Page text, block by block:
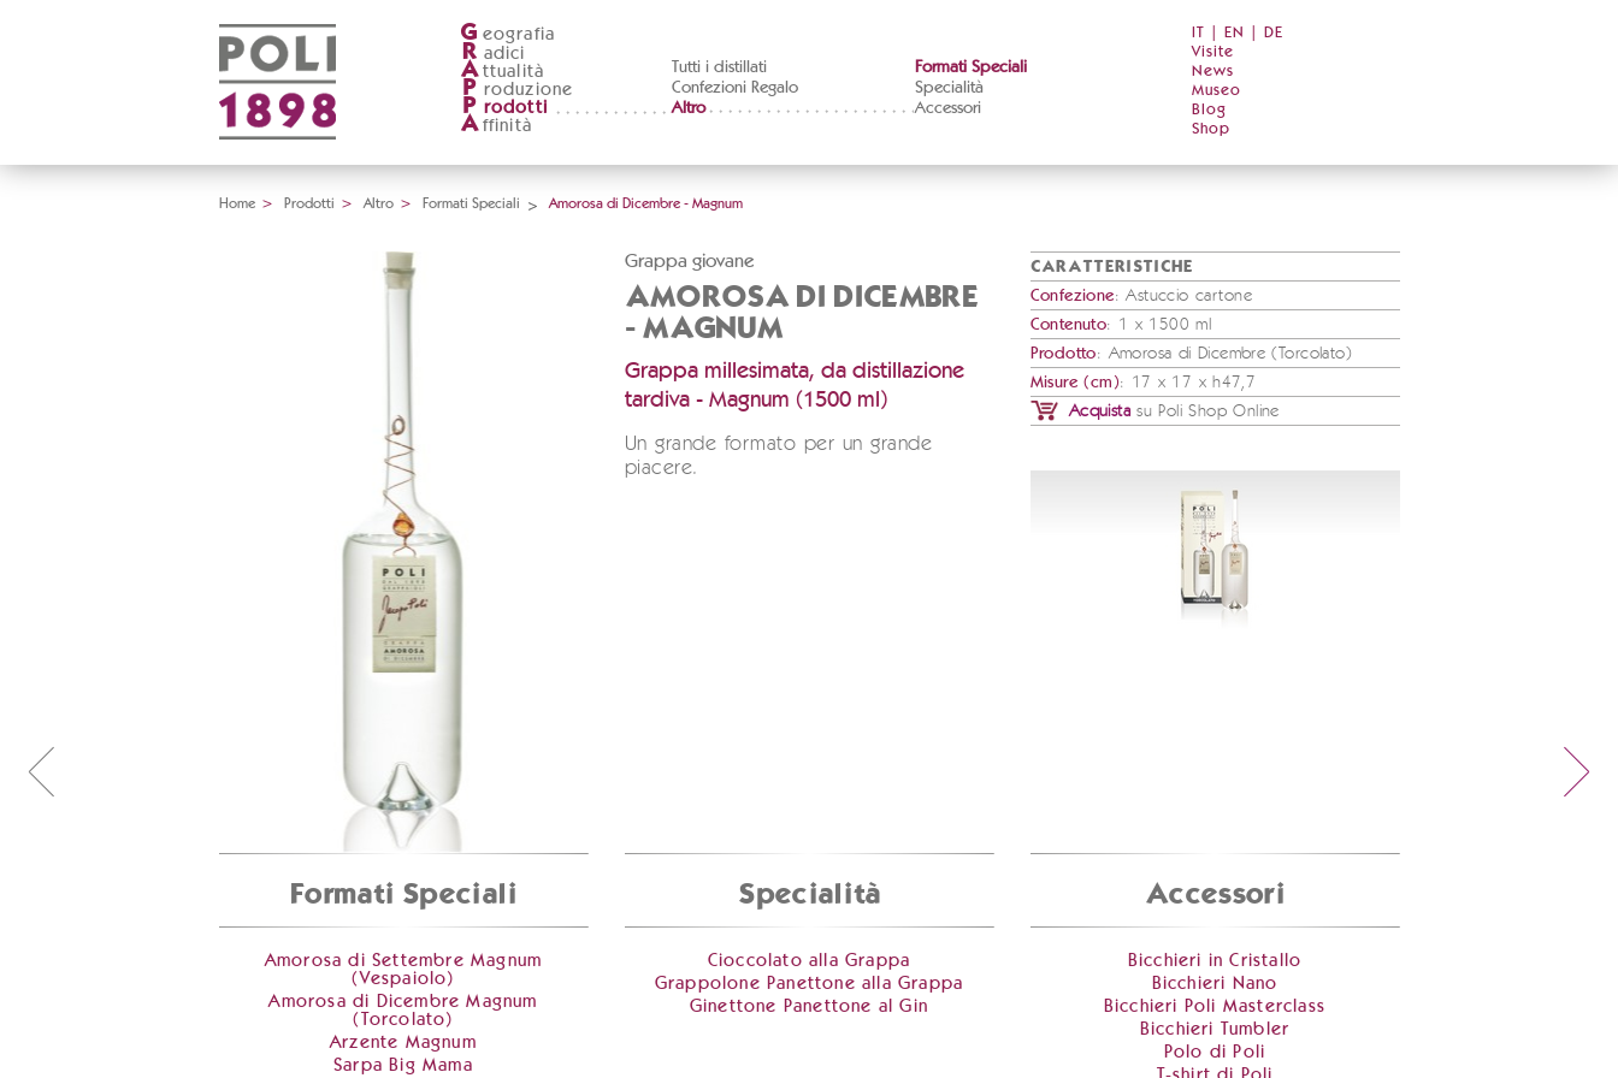
G eografia
R adici
A ttualità
P roduzione
P rodotti
Tutti i distillati
Confezioni Regalo
Altro
Formati Speciali
Specialità
Accessori
A ffinità
IT EN
DE
Visite
News
Museo
Blog
Shop
Home > Prodotti > Altro > Formati Speciali Amorosa di Dicembre - Magnum
Formati Speciali
Amorosa di Settembre Magnum
(Vespaiolo)
Amorosa di Dicembre Magnum
(Torcolato)
Arzente Magnum
Sarpa Big Mama
Grappa giovane
AMOROSA DI DICEMBRE
- MAGNUM
Grappa millesimata, da distillazione
tardiva - Magnum (1500 ml)
Un grande formato per un grande
piacere.
Specialità
Cioccolato alla Grappa
Grappolone Panettone alla Grappa
Ginettone Panettone al Gin
CARATTERISTICHE
Confezione: Astuccio cartone
Contenuto: 1 x 1500 ml
Prodotto: Amorosa di Dicembre (Torcolato)
Misure (cm): 17 x 17 x h47,7
Acquistasu Poli Shop Online
Accessori
Bicchieri in Cristallo
Bicchieri Nano
Bicchieri Poli Masterclass
Bicchieri Tumbler
Polo di Poli